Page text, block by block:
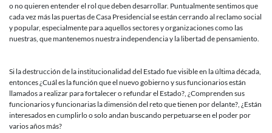
o no quieren entender el rol que deben desarrollar. Puntualmente sentimos que
cada vez más las puertas de Casa Presidencial se están cerrando al reclamo social
y popular, especialmente para aquellos sectores y organizaciones como las
nuestras, que mantenemos nuestra independencia y la libertad de pensamiento.
Si la destrucción de la institucionalidad del Estado fue visible en la última década,
entonces ¿Cuál es la función que el nuevo gobierno y sus funcionarios están
llamados a realizar para fortalecer o refundar el Estado?, ¿Comprenden sus
funcionarios y funcionarias la dimensión del reto que tienen por delante?, ¿Están
interesados en cumplirlo o solo andan buscando perpetuarse en el poder por
varios años más?